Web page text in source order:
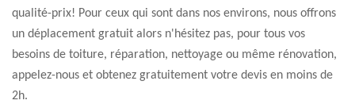
qualité-prix! Pour ceux qui sont dans nos environs, nous offrons
un déplacement gratuit alors n'hésitez pas, pour tous vos
besoins de toiture, réparation, nettoyage ou même rénovation,
appelez-nous et obtenez gratuitement votre devis en moins de
2h.